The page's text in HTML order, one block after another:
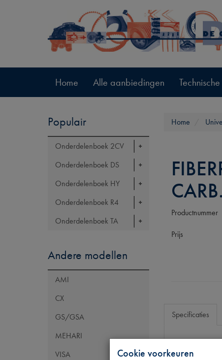
Home Alle aanbiedingen
Populair
Onderdelenboek 2CV
Onderdelenboek DS
Onderdelenboek HY
Onderdelenboek R4
Onderdelenboek TA
Andere modellen
AMI
CX
GS/GSA
MEHARI
VISA
Home
Productnummer
Prijs
Specificaties
Cookie voorkeuren